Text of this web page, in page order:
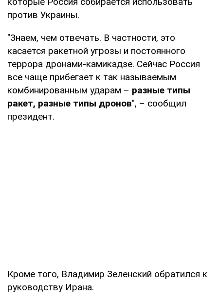
против Украины.
"Знаем, чем отвечать. В частности, это
касается ракетной угрозы и постоянного
террора дронами-камикадзе. Сейчас Россия
все чаще прибегает к так называемым
комбинированным ударам – разные типы
ракет, разные типы дронов", – сообщил
президент.
Кроме того, Владимир Зеленский обратился к
руководству Ирана.